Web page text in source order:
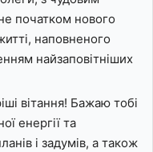
початком нового
наповненого
найзаповітніших
вітання! Бажаю тобі
енергії та
і задумів, а також